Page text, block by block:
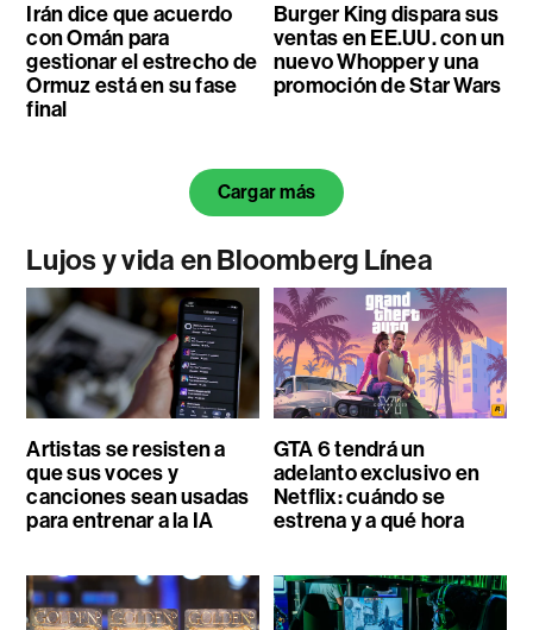
Irán dice que acuerdo
con Omán para
gestionar el estrecho de
Ormuz está en su fase
final
Burger King dispara sus
ventas en EE.UU. con un
nuevo Whopper y una
promoción de Star Wars
Cargar más
Lujos y vida en Bloomberg Línea
Artistas se resisten a
que sus voces y
canciones sean usadas
para entrenar a la IA
GTA 6 tendrá un
adelanto exclusivo en
Netflix: cuándo se
estrena y a qué hora